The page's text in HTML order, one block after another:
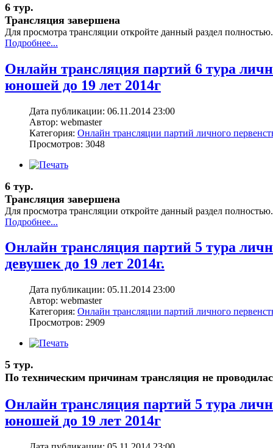
6 тур.
Трансляция завершена
Для просмотра трансляции откройте данный раздел полностью.
Подробнее...
Онлайн трансляция партий 6 тура
юношей до 19 лет 2014г
Дата публикации: 06.11.2014 23:00
Автор: webmaster
Категория: Онлайн трансляции партий личного
Просмотров: 3048
6 тур.
Трансляция завершена
Для просмотра трансляции откройте данный раздел полностью.
Подробнее...
Онлайн трансляция партий 5 тура
девушек до 19 лет 2014г.
Дата публикации: 05.11.2014 23:00
Автор: webmaster
Категория: Онлайн трансляции партий личного
Просмотров: 2909
5 тур.
По техническим причинам трансляция не
Онлайн трансляция партий 5 тура
юношей до 19 лет 2014г